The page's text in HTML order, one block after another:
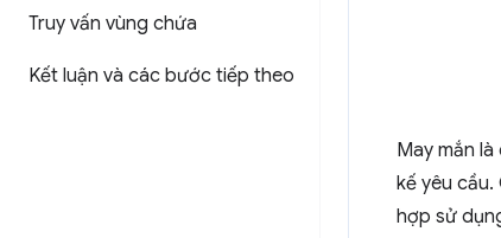
Truy vấn vùng chứa
Kết luận và các bước tiếp theo
May mắn
kế yêu
hợp sử